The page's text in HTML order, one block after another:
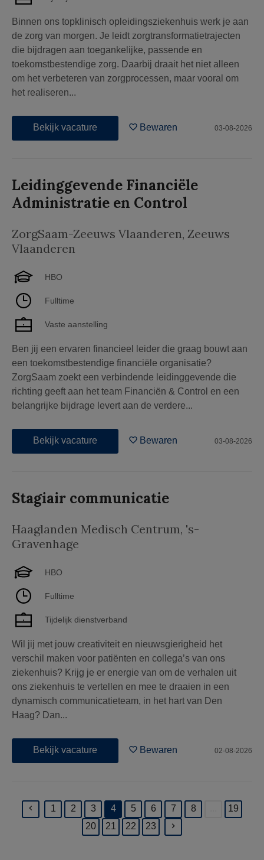
Binnen ons topklinisch opleidingsziekenhuis werk je aan
de zorg van morgen. Je leidt zorgtransformatietrajecten
die bijdragen aan toegankelijke, passende en
toekomstbestendige zorg. Daarbij draait het niet alleen
om het verbeteren van zorgprocessen, maar vooral om
het realiseren...
Bekijk vacature Bewaren 03-08-2026
Leidinggevende Financiële
Administratie en Control
ZorgSaam-Zeeuws Vlaanderen, Zeeuws
Vlaanderen
HBO
Fulltime
Vaste aanstelling
Ben jij een ervaren financieel leider die graag bouwt aan
een toekomstbestendige financiële organisatie?
ZorgSaam zoekt een verbindende leidinggevende die
richting geeft aan het team Financiën & Control en een
belangrijke bijdrage levert aan de verdere...
Bekijk vacature Bewaren 03-08-2026
Stagiair communicatie
Haaglanden Medisch Centrum, 's-
Gravenhage
HBO
Fulltime
Tijdelijk dienstverband
Wil jij met jouw creativiteit en nieuwsgierigheid het
verschil maken voor patiënten en collega’s van ons
ziekenhuis? Krijg je er energie van om de verhalen uit
ons ziekenhuis te vertellen en mee te draaien in een
dynamisch communicatieteam, in het hart van Den
Haag? Dan...
Bekijk vacature Bewaren 02-08-2026
1 2 3
4
(current)
5 6 7 8
19
20
21 22 23